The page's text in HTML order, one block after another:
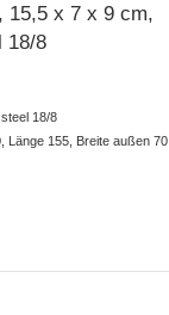
15,5 x 7 x 9 cm,
18/8
18/8
Länge 155, Breite außen 70